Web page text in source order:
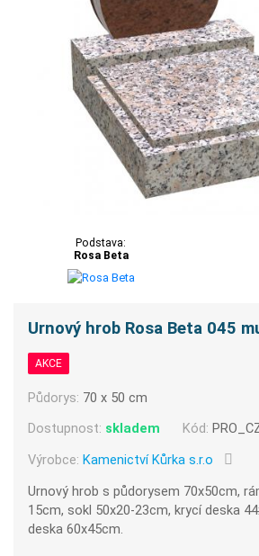
Podstava:
Rosa Beta
Urnový hrob Rosa Beta 045
AKCE
Půdorys: 70 x 50 cm
Dostupnost: skladem Kód:
Výrobce:Kamenictví Kůrka s.r.o
Urnový hrob s půdorysem 70x50cm,
15cm, sokl 50x20-23cm, krycí deska
deska 60x45cm.